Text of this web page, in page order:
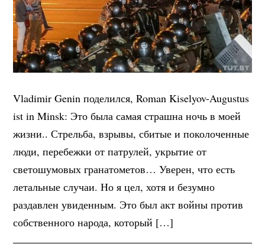
Vladimir Genin поделился, Roman Kiselyov-Augustus
ist in Minsk: Это была самая страшна ночь в моей
жизни.. Стрельба, взрывы, сбитые и поколоченные
люди, перебежки от патрулей, укрытие от
светошумовых гранатометов… Уверен, что есть
летальные случаи. Но я цел, хотя и безумно
раздавлен увиденным. Это был акт войны против
собственного народа, который […]